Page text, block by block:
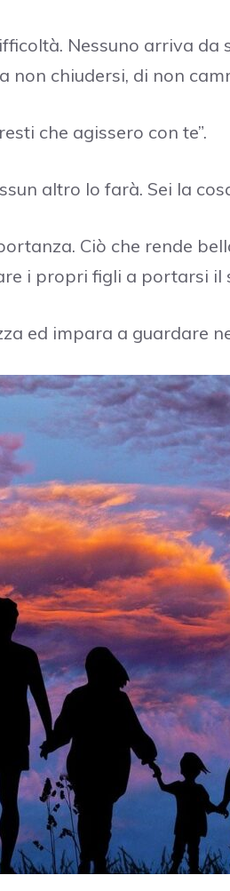
Nessuno arriva da
chiudersi, di non
che agissero con te”.
altro lo farà. Sei la
Ciò che rende
i propri figli a portarsi il
ed impara a guardare